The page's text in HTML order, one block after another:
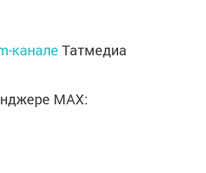
канале Татмедиа
MАХ: